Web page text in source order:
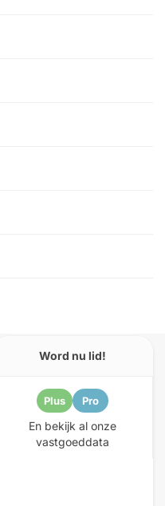
Word nu lid!
Plus Pro
En bekijk al onze
vastgoeddata